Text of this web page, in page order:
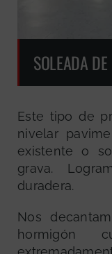
SOLEADA
Este tipo de
nivelar
existente o
grava.
duradera.
Nos
hormigón